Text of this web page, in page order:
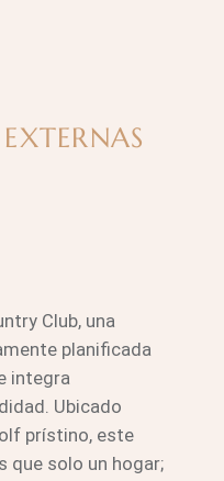
Club, una
planificada
integra
Ubicado
prístino, este
que solo un hogar;